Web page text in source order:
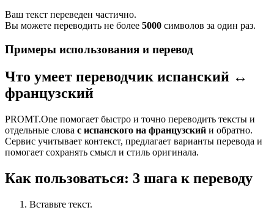
Ваш текст переведен частично.
Вы можете переводить не более 5000 символов за один раз.
Примеры использования и перевод
Что умеет переводчик испанский ↔
французский
PROMT.One помогает быстро и точно переводить тексты и
отдельные слова с испанского на французский и обратно.
Сервис учитывает контекст, предлагает варианты перевода и
помогает сохранять смысл и стиль оригинала.
Как пользоваться: 3 шага к переводу
Вставьте текст.